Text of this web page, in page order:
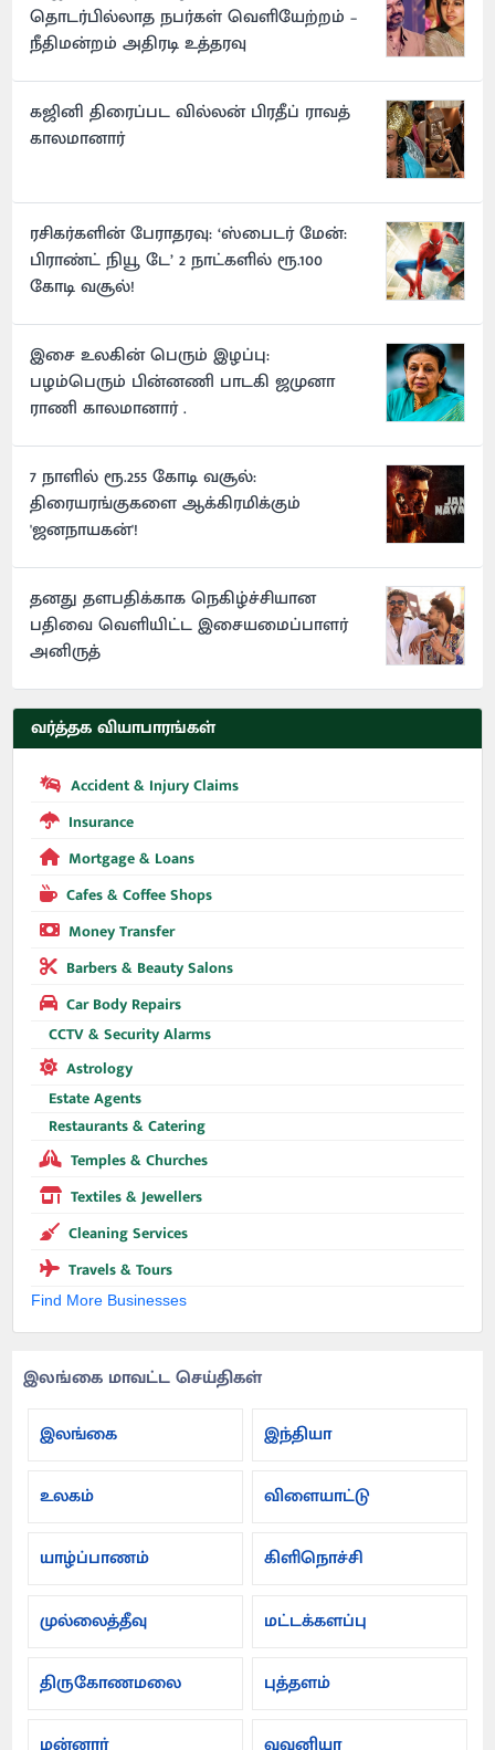
தொடர்பில்லாத நபர்கள் வெளியேற்றம் –
நீதிமன்றம் அதிரடி உத்தரவு
கஜினி திரைப்பட வில்லன் பிரதீப் ராவத்
காலமானார்
ரசிகர்களின் பேராதரவு: ‘ஸ்பைடர் மேன்:
பிராண்ட் நியூ டே’ 2 நாட்களில் ரூ.100
கோடி வசூல்!
இசை உலகின் பெரும் இழப்பு:
பழம்பெரும் பின்னணி பாடகி ஜமுனா
ராணி காலமானார் .
7 நாளில் ரூ.255 கோடி வசூல்:
திரையரங்குகளை ஆக்கிரமிக்கும்
'ஜனநாயகன்'!
தனது தளபதிக்காக நெகிழ்ச்சியான
பதிவை வெளியிட்ட இசையமைப்பாளர்
அனிருத்
வர்த்தக வியாபாரங்கள்
Accident & Injury Claims
Insurance
Mortgage & Loans
Cafes & Coffee Shops
Money Transfer
Barbers & Beauty Salons
Car Body Repairs
CCTV & Security Alarms
Astrology
Estate Agents
Restaurants & Catering
Temples & Churches
Textiles & Jewellers
Cleaning Services
Travels & Tours
Find More Businesses
இலங்கை மாவட்ட செய்திகள்
இலங்கை
இந்தியா
உலகம் விளையாட்டு
யாழ்ப்பாணம் கிளிநொச்சி
முல்லைத்தீவு மட்டக்களப்பு
திருகோணமலை புத்தளம்